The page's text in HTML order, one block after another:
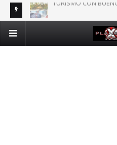
DOMINICANOS
INTERNACIONALES